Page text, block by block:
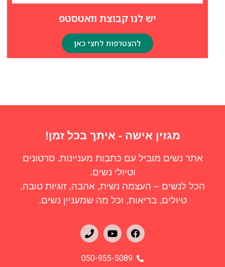
יש לנו קבוצת וואטסטפ
להצטרפות לחצי כאן
מגזין אישה - איתך בכל זמן!
אתר נשים מוביל עם כתבות מעניינות, סרטונים
וטיולי נשים.
הכל לנשים – העצמה נשית, אהבה, זוגיות טובה,
טיולים, בריאות, וכל מה שמעניין נשים.
050-955-5089